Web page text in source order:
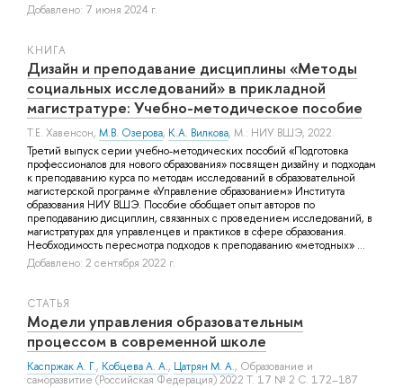
Добавлено: 7 июня 2024 г.
КНИГА
Дизайн и преподавание дисциплины «Методы
социальных исследований» в прикладной
магистратуре: Учебно-методическое пособие
Т.Е. Хавенсон, М.В. Озерова, К.А. Вилкова, М.: НИУ ВШЭ, 2022.
Третий выпуск серии учебно-методических пособий «Подготовка
профессионалов для нового образования» посвящен дизайну и подходам
к преподаванию курса по методам исследований в образовательной
магистерской программе «Управление образованием» Института
образования НИУ ВШЭ. Пособие обобщает опыт авторов по
преподаванию дисциплин, связанных с проведением исследований, в
магистратурах для управленцев и практиков в сфере образования.
Необходимость пересмотра подходов к преподаванию «методных» ...
Добавлено: 2 сентября 2022 г.
СТАТЬЯ
Модели управления образовательным
процессом в современной школе
Каспржак А. Г., Кобцева А. А., Цатрян М. А., Образование и
саморазвитие (Российская Федерация) 2022 Т. 17 № 2 С. 172–187